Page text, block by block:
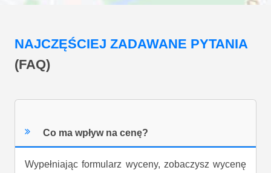
NAJCZĘŚCIEJ ZADAWANE PYTANIA
(FAQ)
Co ma wpływ na cenę?
Wypełniając formularz wyceny, zobaczysz wycenę